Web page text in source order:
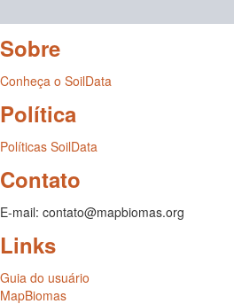
Sobre
Conheça o SoilData
Política
Políticas SoilData
Contato
E-mail: contato@mapbiomas.org
Links
Guia do usuário
MapBiomas